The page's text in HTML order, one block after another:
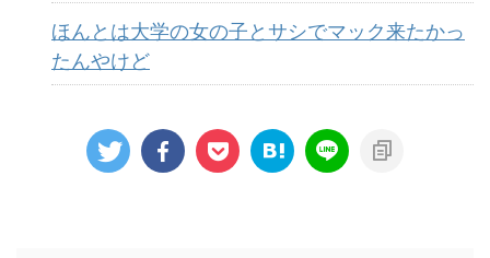
ほんとは大学の女の子とサシでマック来たかっ
たんやけど